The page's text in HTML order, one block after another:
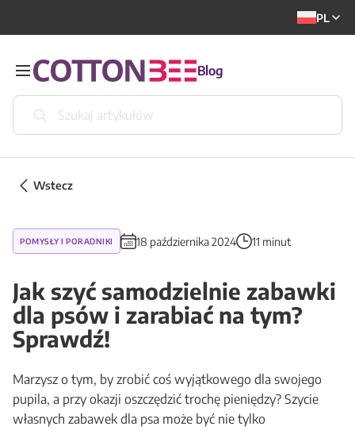
PL
Blog
Wstecz
POMYSŁY I PORADNIKI 18 października 2024 11 minut
Jak szyć samodzielnie zabawki
dla psów i zarabiać na tym?
Sprawdź!
Marzysz o tym, by zrobić coś wyjątkowego dla swojego
pupila, a przy okazji oszczędzić trochę pieniędzy? Szycie
własnych zabawek dla psa może być nie tylko